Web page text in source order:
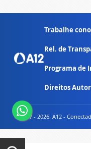
Trabalhe
Rel. de
Programa de
Direitos
© 2007 - 2026. A12 -